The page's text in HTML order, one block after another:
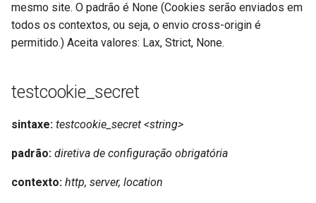
nettle
nsq
ntlm
openidc
mesmo site. O padrão é None (Cookies serão enviados em
todos os contextos, ou seja, o envio cross-origin é
permitido.) Aceita valores: Lax, Strict, None.
testcookie_secret
sintaxe: testcookie_secret <string>
padrão: diretiva de configuração obrigatória
contexto: http, server, location